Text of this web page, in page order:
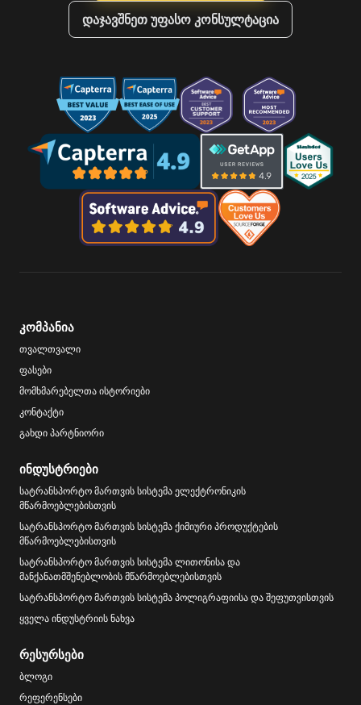
დაჯავშნეთ უფასო კონსულტაცია
კომპანია
თვალთვალი
ფასები
მომხმარებელთა ისტორიები
კონტაქტი
გახდი პარტნიორი
ინდუსტრიები
სატრანსპორტო მართვის სისტემა ელექტრონიკის
მწარმოებლებისთვის
სატრანსპორტო მართვის სისტემა ქიმიური პროდუქტების
მწარმოებლებისთვის
სატრანსპორტო მართვის სისტემა ლითონისა და
მანქანათმშენებლობის მწარმოებლებისთვის
სატრანსპორტო მართვის სისტემა პოლიგრაფიისა და შეფუთვისთვის
ყველა ინდუსტრიის ნახვა
რესურსები
ბლოგი
რეფერენსები